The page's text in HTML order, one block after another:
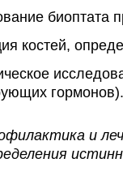
биоптата
костей,
гормонов).
и